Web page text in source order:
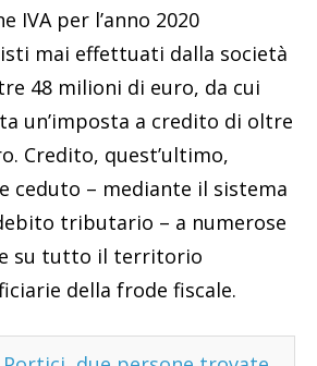
IVA per l’anno 2020
mai effettuati dalla società
48 milioni di euro, da cui
un’imposta a credito di oltre
Credito, quest’ultimo,
ceduto – mediante il sistema
tributario – a numerose
su tutto il territorio
della frode fiscale.